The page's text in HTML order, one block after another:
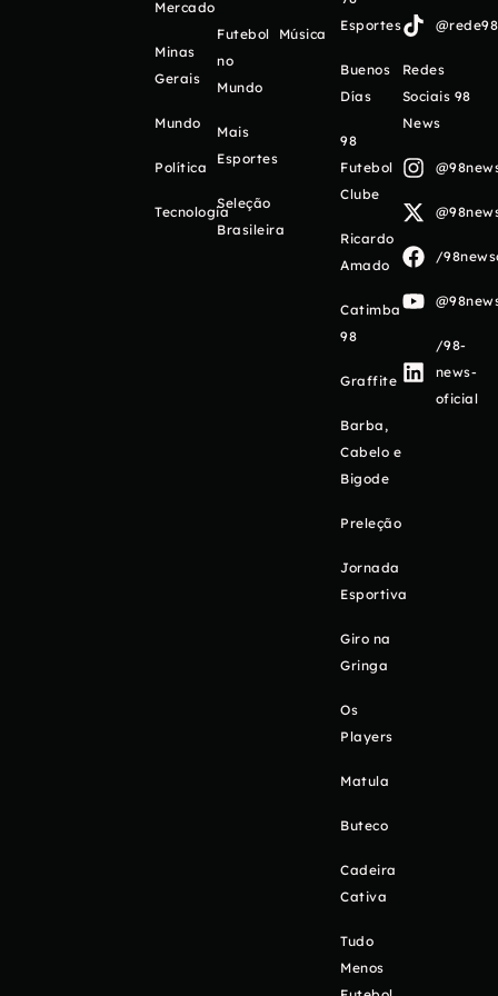
Mercado
Minas
Gerais
Mundo
Política
Tecnologia
Futebol
no
Mundo
Mais
Esportes
Seleção
Brasileira
Música
Esportes
Buenos
Días
98
Futebol
Clube
Ricardo
Amado
Catimba
98
Graffite
Barba,
Cabelo e
Bigode
Preleção
Jornada
Esportiva
Giro na
Gringa
Os
Players
Matula
Buteco
Cadeira
Cativa
Tudo
Menos
Redes
Sociais 98
News
/
/98-
news-
oficial